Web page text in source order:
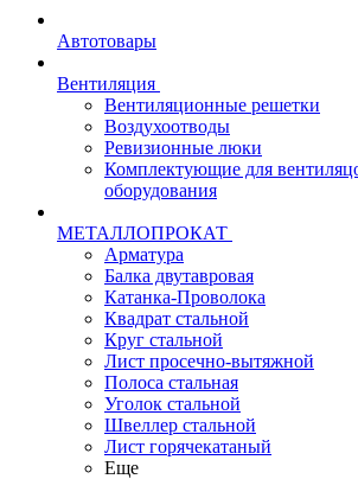
Автотовары
Вентиляция
Вентиляционные решетки
Воздухоотводы
Ревизионные люки
Комплектующие для
оборудования
МЕТАЛЛОПРОКАТ
Арматура
Балка двутавровая
Катанка-Проволока
Квадрат стальной
Круг стальной
Лист просечно-вытяжной
Полоса стальная
Уголок стальной
Швеллер стальной
Лист горячекатаный
Еще